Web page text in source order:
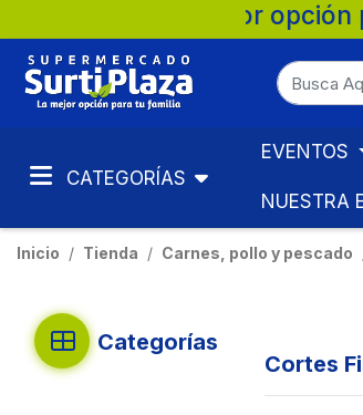
para tu familia. 💚 🛒
CATEGORÍAS
EVENTOS
NUESTRA
Inicio Tienda Carnes, pollo y pescado
Categorías
Cortes